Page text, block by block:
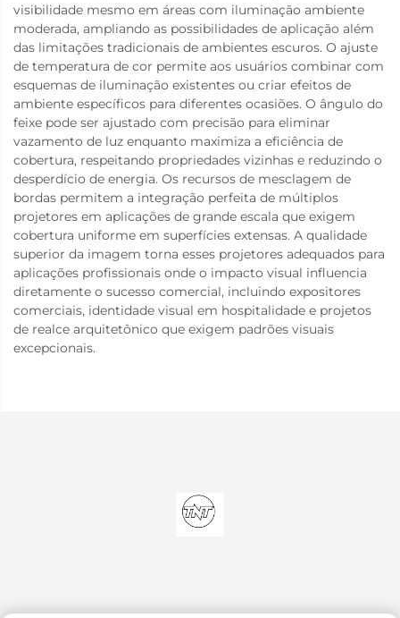
visibilidade mesmo em áreas com iluminação ambiente
moderada, ampliando as possibilidades de aplicação além
das limitações tradicionais de ambientes escuros. O ajuste
de temperatura de cor permite aos usuários combinar com
esquemas de iluminação existentes ou criar efeitos de
ambiente específicos para diferentes ocasiões. O ângulo do
feixe pode ser ajustado com precisão para eliminar
vazamento de luz enquanto maximiza a eficiência de
cobertura, respeitando propriedades vizinhas e reduzindo o
desperdício de energia. Os recursos de mesclagem de
bordas permitem a integração perfeita de múltiplos
projetores em aplicações de grande escala que exigem
cobertura uniforme em superfícies extensas. A qualidade
superior da imagem torna esses projetores adequados para
aplicações profissionais onde o impacto visual influencia
diretamente o sucesso comercial, incluindo expositores
comerciais, identidade visual em hospitalidade e projetos
de realce arquitetônico que exigem padrões visuais
excepcionais.